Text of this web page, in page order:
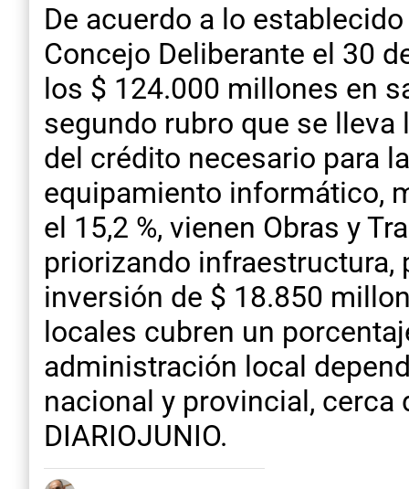
De acuerdo a lo
Concejo Deliberante el 30
los $ 124.000 millones en
segundo rubro que se lleva
del crédito necesario para
equipamiento informático,
el 15,2 %, vienen Obras y
priorizando infraestructura,
inversión de $ 18.850
locales cubren un
administración local
nacional y provincial, cerca
DIARIOJUNIO.